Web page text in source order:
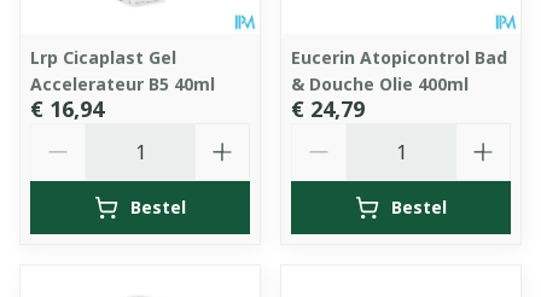
Lrp Cicaplast Gel
Accelerateur B5 40ml
€ 16,94
Bestel
Eucerin Atopicontrol Bad
& Douche Olie 400ml
€ 24,79
Bestel